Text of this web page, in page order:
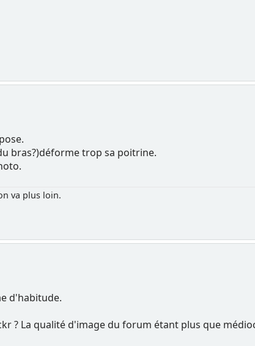
bras?)déforme trop sa poitrine.
va plus loin.
d'habitude.
? La qualité d'image du forum étant plus que